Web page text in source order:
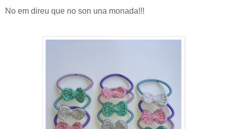
No em direu que no son una monada!!!